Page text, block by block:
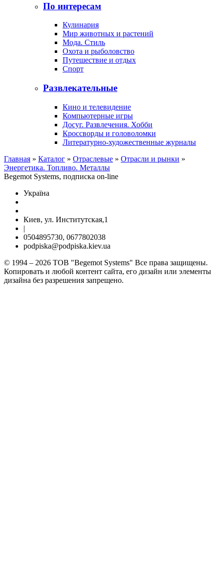
По интересам
Кулинария
Мир животных и растений
Мода. Стиль
Охота и рыболовство
Путешествие и отдых
Спорт
Развлекательные
Кино и телевидение
Компьютерные игры
Досуг. Развлечения. Хобби
Кроссворды и головоломки
Литературно-художественные журналы
Главная » Каталог » Отраслевые » Отрасли и рынки »
Энергетика. Топливо. Металлы
Begemot Systems, подписка on-line
Україна
Киев, ул. Институтская,1
|
0504895730, 0677802038
podpiska@podpiska.kiev.ua
© 1994 – 2026 ТОВ "Begemot Systems" Все права защищены.
Копировать и любой контент сайта, его дизайн или элементы
дизайна без разрешения запрещено.